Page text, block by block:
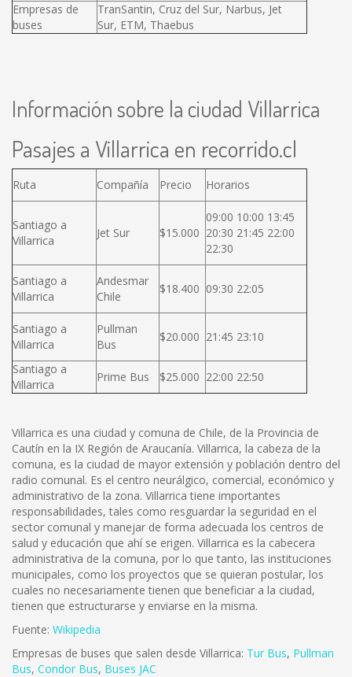
Empresas de
buses
TranSantin, Cruz del Sur, Narbus, Jet
Sur, ETM, Thaebus
Información sobre la ciudad Villarrica
Pasajes a Villarrica en recorrido.cl
Ruta Compañía Precio Horarios
Santiago a
Villarrica
Jet Sur $15.000
09:00 10:00 13:45
20:30 21:45 22:00
22:30
Santiago a
Villarrica
Andesmar
Chile
$18.400 09:30 22:05
Santiago a
Villarrica
Pullman
Bus
$20.000 21:45 23:10
Santiago a
Villarrica
Prime Bus $25.000 22:00 22:50
Villarrica es una ciudad y comuna de Chile, de la Provincia de
Cautín en la IX Región de Araucanía. Villarrica, la cabeza de la
comuna, es la ciudad de mayor extensión y población dentro del
radio comunal. Es el centro neurálgico, comercial, económico y
administrativo de la zona. Villarrica tiene importantes
responsabilidades, tales como resguardar la seguridad en el
sector comunal y manejar de forma adecuada los centros de
salud y educación que ahí se erigen. Villarrica es la cabecera
administrativa de la comuna, por lo que tanto, las instituciones
municipales, como los proyectos que se quieran postular, los
cuales no necesariamente tienen que beneficiar a la ciudad,
tienen que estructurarse y enviarse en la misma.
Fuente: Wikipedia
Empresas de buses que salen desde Villarrica: Tur Bus, Pullman
Bus, Condor Bus, Buses JAC